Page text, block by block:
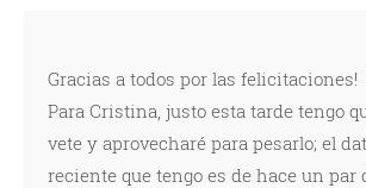
Gracias a todos por las felicitaciones!
Para Cristina, justo esta tarde tengo
vete y aprovecharé para pesarlo; el
reciente que tengo es de hace un par